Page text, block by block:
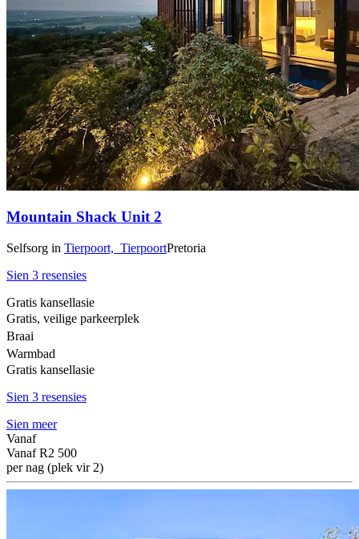
Mountain Shack Unit 2
Selfsorg in Tierpoort, TierpoortPretoria
Sien 3 resensies
Gratis kansellasie
Gratis, veilige parkeerplek
Braai
Warmbad
Gratis kansellasie
Sien 3 resensies
Sien meer
Vanaf
Vanaf R2 500
per nag (plek vir 2)